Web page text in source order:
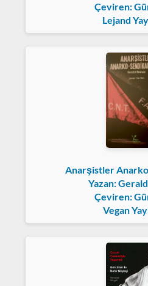
Çeviren:
Lejand
Anarşistler
Yazan:
Çeviren:
Vegan